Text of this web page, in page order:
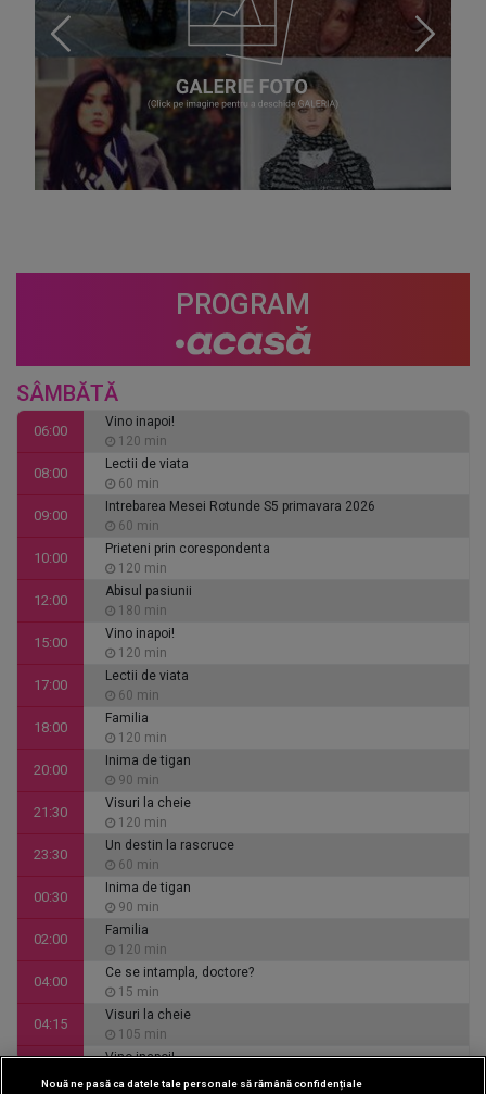
PROGRAM
SÂMBĂTĂ
06:00
Vino inapoi!
120 min
08:00
Lectii de viata
60 min
09:00
Intrebarea Mesei Rotunde S5 primavara 2026
60 min
10:00
Prieteni prin corespondenta
120 min
12:00
Abisul pasiunii
180 min
15:00
Vino inapoi!
120 min
17:00
Lectii de viata
60 min
18:00
Familia
120 min
20:00
Inima de tigan
90 min
21:30
Visuri la cheie
120 min
23:30
Un destin la rascruce
60 min
00:30
Inima de tigan
90 min
02:00
Familia
120 min
04:00
Ce se intampla, doctore?
15 min
04:15
Visuri la cheie
105 min
Vino inapoi!
120 min
Nouă ne pasă ca datele tale personale să rămână confidențiale